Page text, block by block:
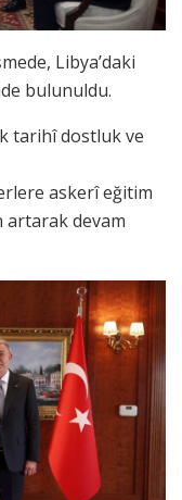
Libya’daki
bulunuldu.
tarihî dostluk ve
askerî eğitim
artarak devam